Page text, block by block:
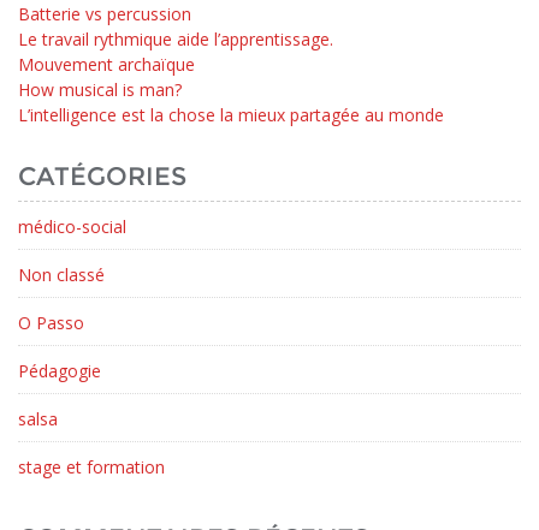
Batterie vs percussion
Le travail rythmique aide l’apprentissage.
Mouvement archaïque
How musical is man?
L’intelligence est la chose la mieux partagée au monde
CATÉGORIES
médico-social
Non classé
O Passo
Pédagogie
salsa
stage et formation